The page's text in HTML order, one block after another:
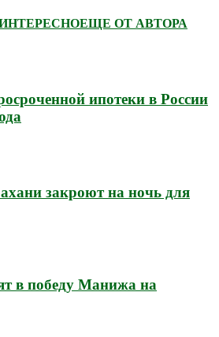
ЕЩЕ ОТ АВТОРА
ипотеки в России
закроют на ночь для
в победу Манижа на